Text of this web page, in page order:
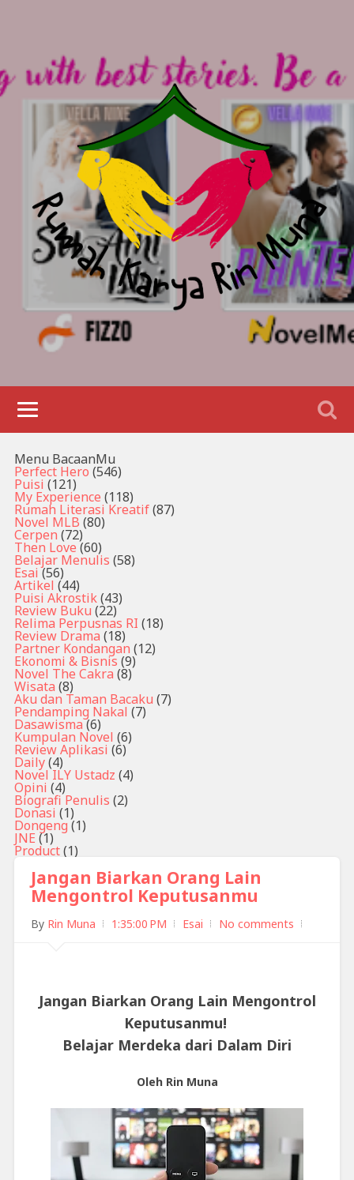
Menu BacaanMu
Perfect Hero (546)
Puisi (121)
My Experience (118)
Rumah Literasi Kreatif(87)
Novel MLB (80)
Cerpen (72)
Then Love (60)
Belajar Menulis (58)
Esai (56)
Artikel (44)
Puisi Akrostik(43)
Review Buku (22)
Relima Perpusnas RI (18)
Review Drama (18)
Partner Kondangan (12)
Ekonomi & Bisnis (9)
Novel The Cakra (8)
Wisata (8)
Aku dan Taman Bacaku (7)
Pendamping Nakal (7)
Dasawisma (6)
Kumpulan Novel (6)
Review Aplikasi (6)
Daily(4)
Novel ILY Ustadz (4)
Opini (4)
Biografi Penulis (2)
Donasi (1)
Dongeng (1)
JNE (1)
Product(1)
Jangan Biarkan Orang Lain
Mengontrol Keputusanmu
By Rin Muna 1:35:00 PM Esai No comments
Jangan Biarkan Orang Lain Mengontrol
Keputusanmu!
Belajar Merdeka dari Dalam Diri
Oleh Rin Muna